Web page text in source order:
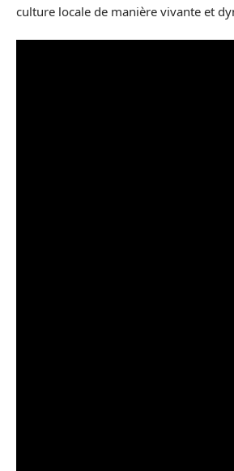
culture locale de manière vivante et